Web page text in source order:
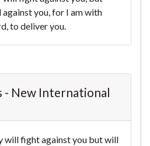
you, for I am with
to deliver you.
- New International
will fight against you but will